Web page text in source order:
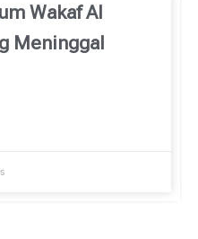
Wakaf Al
Meninggal